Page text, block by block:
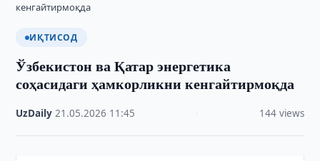
кенгайтирмоқда
ИҚТИСОД
Ўзбекистон ва Қатар энергетика
соҳасидаги ҳамкорликни кенгайтирмоқда
UzDaily ·21.05.2026 11:45 144 views